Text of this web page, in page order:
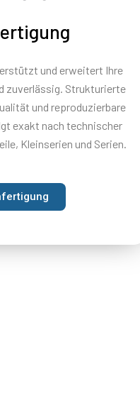
und erweitert Ihre
zuverlässig. Strukturierte
und reproduzierbare
exakt nach technischer
Kleinserien und Serien.